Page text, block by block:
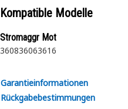
Kompatible Modelle
Stromaggr Mot
360836063616
Garantieinformationen
Rückgabebestimmungen